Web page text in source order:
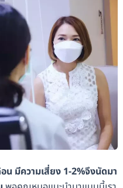
มีความเสี่ยง 1-2%จึงนัดมา